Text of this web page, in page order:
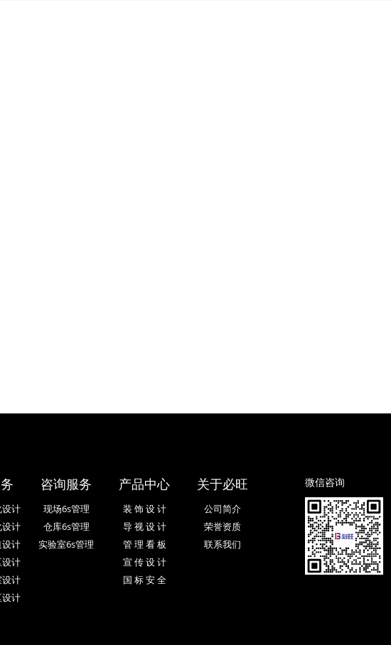
计
计
计
计
计
计
咨询服务
现场6s管理
仓库6s管理
实验室6s管理
产品中心
装 饰 设 计
导 视 设 计
管 理 看 板
宣 传 设 计
国 标 安 全
关于必旺
公司简介
荣誉资质
联系我们
微信咨询